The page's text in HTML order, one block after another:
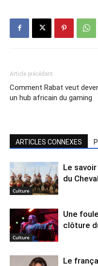
Article précédent
Comment Rabat veut
un hub africain du gaming
ARTICLES CONNEXES
Culture
Le
du
Culture
Une
clôture
Le